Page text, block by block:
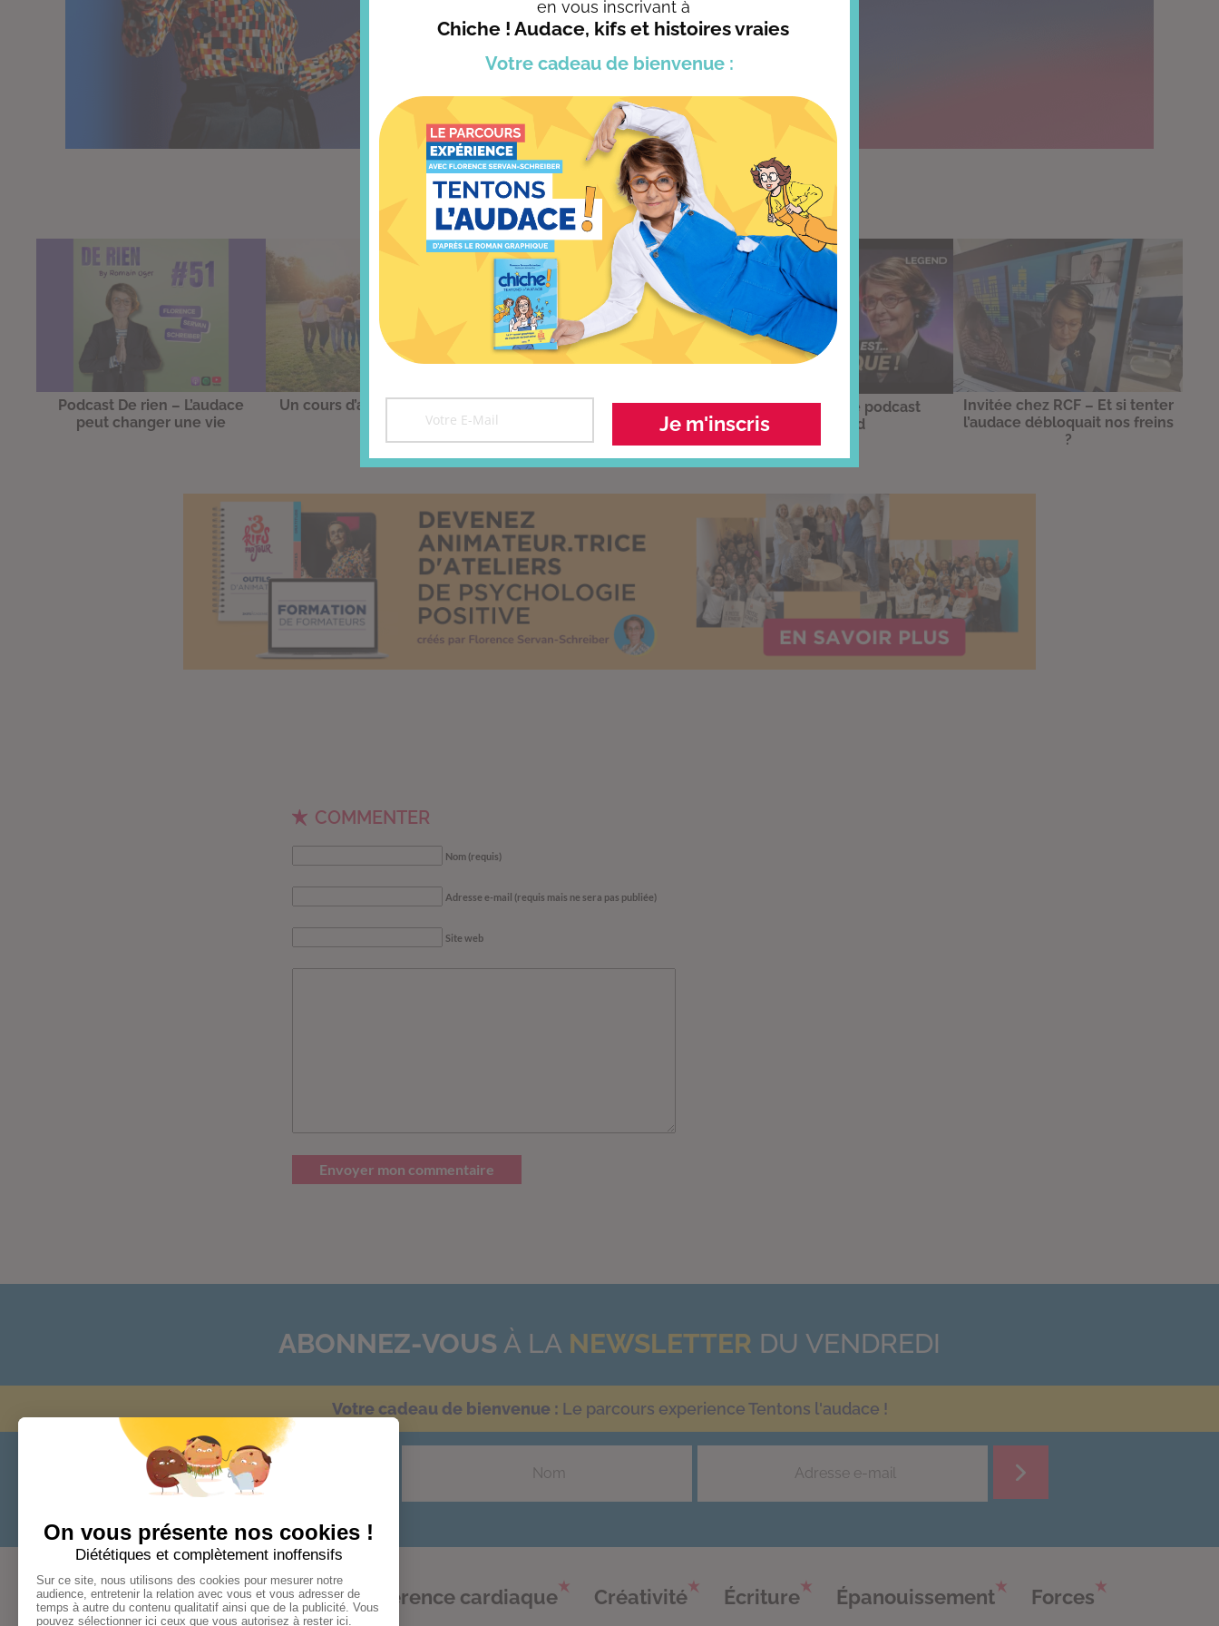
Voir toutes les conférences
À LIRE AUSSI
Podcast De rien – L’audace
peut changer une vie
Un cours d’amitié, ça existe ? Cher Amour…
Invitée dans le podcast
Legend
Invitée chez RCF – Et si tenter
l’audace débloquait nos freins
?
COMMENTER
Nom (requis)
Adresse e-mail (requis mais ne sera pas publiée)
Site web
Envoyer mon commentaire
ABONNEZ-VOUS À LA NEWSLETTER DU VENDREDI
Votre cadeau de bienvenue : Le parcours experience Tentons l'audace !
Audace Bonheur Cohérence cardiaque Créativité Écriture Épanouissement Forces
Votre cadeau de bienvenue :
en vous inscrivant à
Chiche ! Audace, kifs et histoires vraies
Je m'inscris